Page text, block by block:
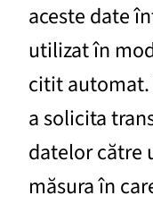
aceste date
utilizat în
citit
a solicita
datelor către
măsura în